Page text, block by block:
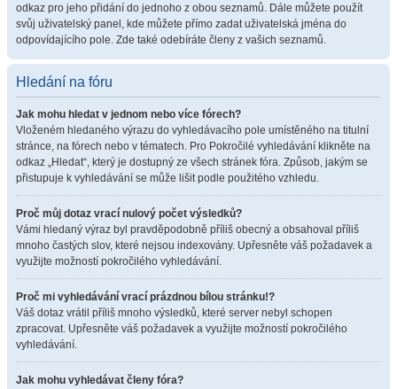
odkaz pro jeho přidání do jednoho z obou seznamů. Dále můžete použít
svůj uživatelský panel, kde můžete přímo zadat uživatelská jména do
odpovídajícího pole. Zde také odebíráte členy z vašich seznamů.
Hledání na fóru
Jak mohu hledat v jednom nebo více fórech?
Vloženém hledaného výrazu do vyhledávacího pole umístěného na titulní
stránce, na fórech nebo v tématech. Pro Pokročilé vyhledávání klikněte na
odkaz „Hledat“, který je dostupný ze všech stránek fóra. Způsob, jakým se
přistupuje k vyhledávání se může lišit podle použitého vzhledu.
Proč můj dotaz vrací nulový počet výsledků?
Vámi hledaný výraz byl pravděpodobně příliš obecný a obsahoval příliš
mnoho častých slov, které nejsou indexovány. Upřesněte váš požadavek a
využijte možností pokročilého vyhledávání.
Proč mi vyhledávání vrací prázdnou bílou stránku!?
Váš dotaz vrátil příliš mnoho výsledků, které server nebyl schopen
zpracovat. Upřesněte váš požadavek a využijte možností pokročilého
vyhledávání.
Jak mohu vyhledávat členy fóra?